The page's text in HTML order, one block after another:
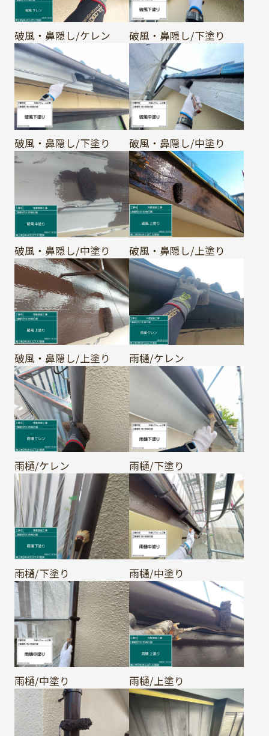
破風・鼻隠し/ケレン 破風・鼻隠し/下塗り
破風・鼻隠し/下塗り 破風・鼻隠し/中塗り
破風・鼻隠し/中塗り 破風・鼻隠し/上塗り
破風・鼻隠し/上塗り 雨樋/ケレン
雨樋/ケレン 雨樋/下塗り
雨樋/下塗り 雨樋/中塗り
雨樋/中塗り 雨樋/上塗り